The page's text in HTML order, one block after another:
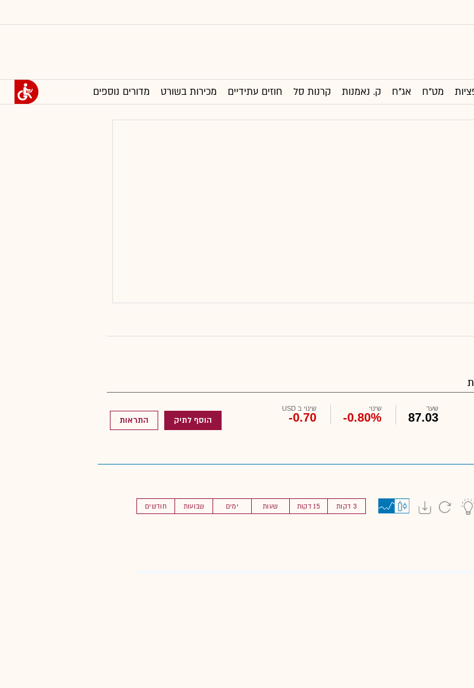
מט"ח אג"ח ק. נאמנות קרנות סל חוזים עתידיים מכירות בשורט מדורים נוספים
שער
87.03
שינוי
-0.80%
שינוי ב USD
-0.70 הוסף לתיק התראות
חודשים שבועות ימים שעות 15 דקות 3 דקות